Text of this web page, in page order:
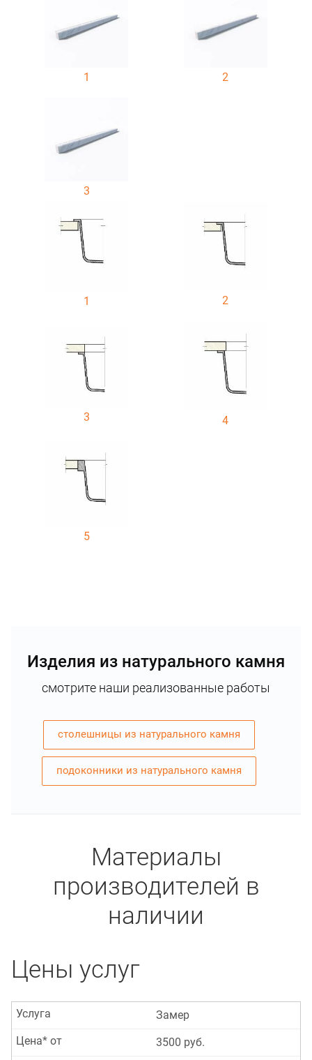
1 2
3
1 2
3 4
5
Изделия из натурального камня
смотрите наши реализованные работы
столешницы из натурального камня
подоконники из натурального камня
Материалы
производителей в
наличии
Цены услуг
Замер
Услуга
3500 руб.
Цена* от